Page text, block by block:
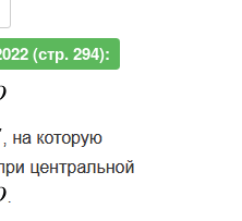
(стр. 294):